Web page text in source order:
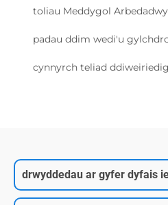
toliau Meddygol Arbedadwy
padau ddim wedi'u
cynnyrch teliad ddiweiriedig
drwyddedau ar gyfer dyfais